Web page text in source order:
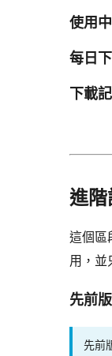
使用
每日
下載
進階
這個區
用，並
先前
先前